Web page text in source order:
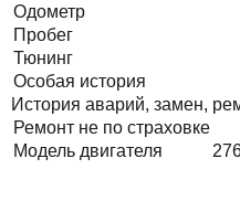
Одометр
Пробег
Тюнинг
Особая история
История аварий, замен,
Ремонт не по страховке
Модель двигателя